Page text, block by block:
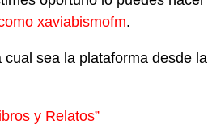
xaviabismofm.
cual sea la plataforma desde la
y Relatos”